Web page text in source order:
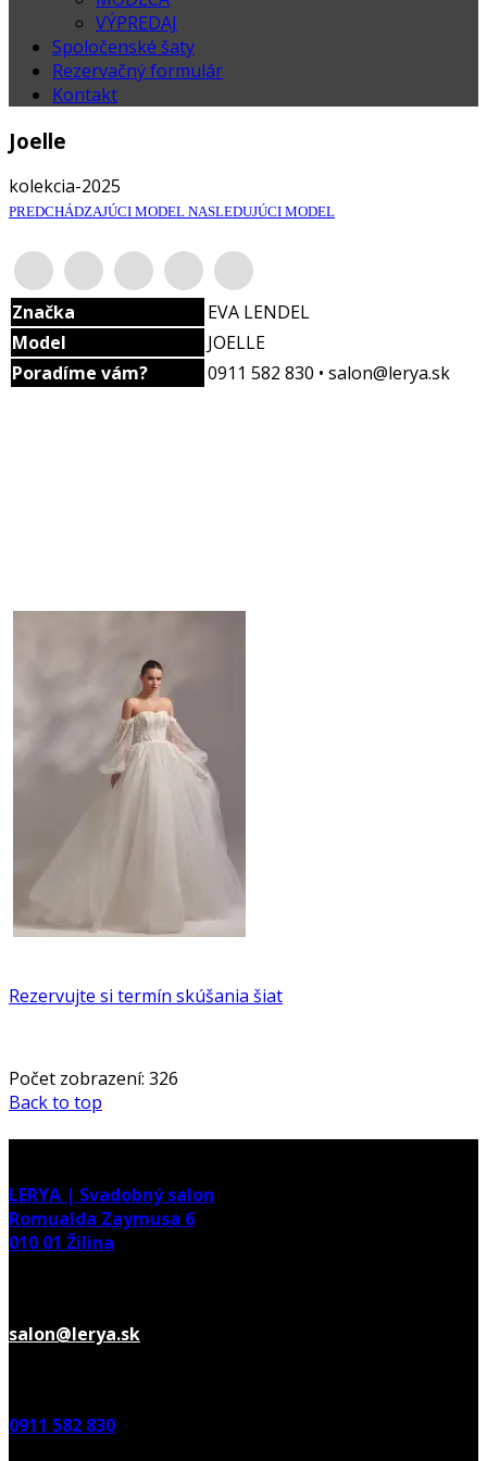
VÝPREDAJ
Spoločenské šaty
Rezervačný formulár
Kontakt
Joelle
kolekcia-2025
PREDCHÁDZAJÚCI MODEL NASLEDUJÚCI MODEL
Značka
EVA LENDEL
Model
JOELLE
Poradíme vám?
0911 582 830 • salon@lerya.sk
Rezervujte si termín skúšania šiat
Počet zobrazení: 326
Back to top
LERYA | Svadobný salon
Romualda Zaymusa 6
010 01 Žilina
salon@lerya.sk
0911 582 830